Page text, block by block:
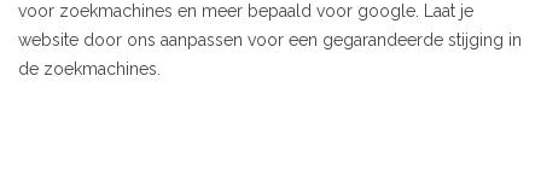
voor zoekmachines en meer bepaald voor google. Laat je
website door ons aanpassen voor een gegarandeerde stijging in
de zoekmachines.